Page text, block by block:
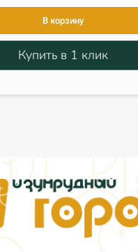
В корзину
Купить в 1 клик